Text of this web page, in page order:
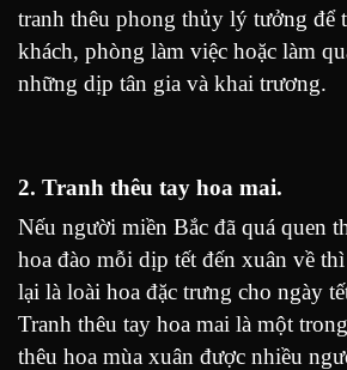
tranh thêu phong thủy lý tưởng để
khách, phòng làm việc hoặc làm
những dịp tân gia và khai trương.
2. Tranh thêu tay hoa mai.
Nếu người miền Bắc đã quá quen
hoa đào mỗi dịp tết đến xuân về
lại là loài hoa đặc trưng cho ngày
Tranh thêu tay hoa mai là một
thêu hoa mùa xuân được nhiều